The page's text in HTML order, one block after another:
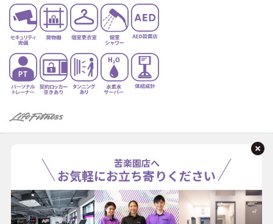
苦楽園店へ
お気軽にお立ち寄りください